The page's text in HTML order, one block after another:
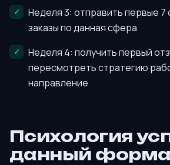
Неделя 3: отправить первые 7
заказы по данная сфера
Неделя 4: получить первый
пересмотреть стратегию
направление
Психология
данный